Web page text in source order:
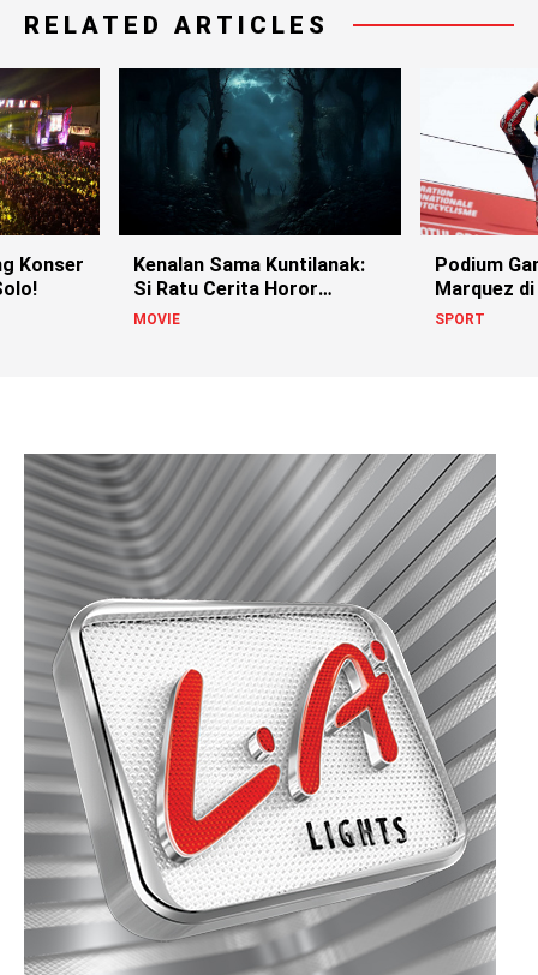
RELATED ARTICLES
Konser
Kenalan Sama Kuntilanak:
Si Ratu Cerita Horor
Indonesia!
MOVIE
Podium
Marquez
SPORT